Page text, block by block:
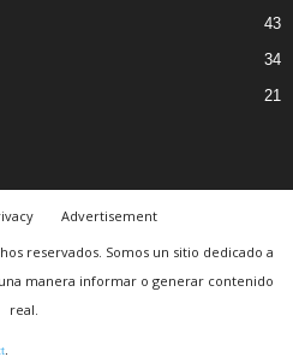
43
34
21
Advertisement
reservados. Somos un sitio dedicado a
manera informar o generar contenido
real.
.